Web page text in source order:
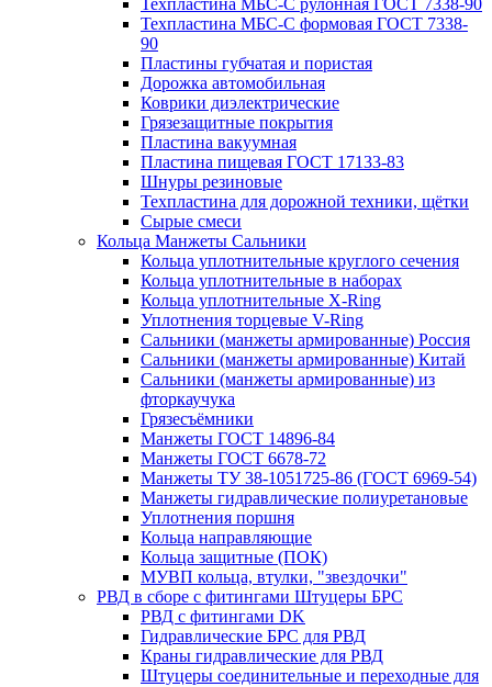
Техпластина МБС-С рулонная ГОСТ 7338-90
Техпластина МБС-С формовая ГОСТ 7338-
90
Пластины губчатая и пористая
Дорожка автомобильная
Коврики диэлектрические
Грязезащитные покрытия
Пластина вакуумная
Пластина пищевая ГОСТ 17133-83
Шнуры резиновые
Техпластина для дорожной техники, щётки
Сырые смеси
Кольца Манжеты Сальники
Кольца уплотнительные круглого сечения
Кольца уплотнительные в наборах
Кольца уплотнительные Х-Ring
Уплотнения торцевые V-Ring
Сальники (манжеты армированные) Россия
Сальники (манжеты армированные) Китай
Сальники (манжеты армированные) из
фторкаучука
Грязесъёмники
Манжеты ГОСТ 14896-84
Манжеты ГОСТ 6678-72
Манжеты ТУ 38-1051725-86 (ГОСТ 6969-54)
Манжеты гидравлические полиуретановые
Уплотнения поршня
Кольца направляющие
Кольца защитные (ПОК)
МУВП кольца, втулки, "звездочки"
РВД в сборе с фитингами Штуцеры БРС
РВД с фитингами DK
Гидравлические БРС для РВД
Краны гидравлические для РВД
Штуцеры соединительные и переходные для